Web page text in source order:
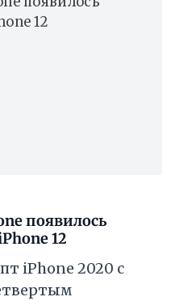
появилось
12
iPhone 2020 с